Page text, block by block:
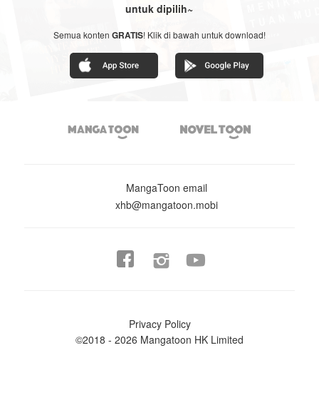
untuk dipilih~
Semua konten GRATIS! Klik di bawah untuk download!
 
MangaToon email
xhb@mangatoon.mobi
 
Privacy Policy
©2018 - 2026 Mangatoon HK Limited